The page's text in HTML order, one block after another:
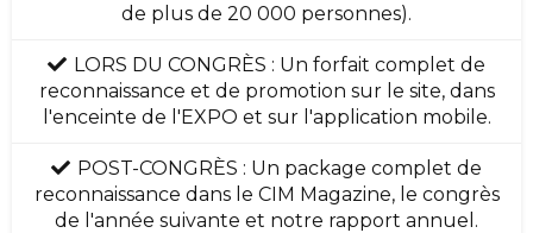
de plus de 20 000 personnes).
LORS DU CONGRÈS : Un forfait complet de
reconnaissance et de promotion sur le site, dans
l'enceinte de l'EXPO et sur l'application mobile.
POST-CONGRÈS : Un package complet de
reconnaissance dans le CIM Magazine, le congrès
de l'année suivante et notre rapport annuel.